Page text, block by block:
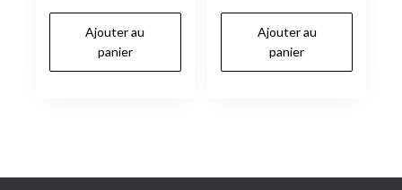
Ajouter au
panier
Ajouter au
panier